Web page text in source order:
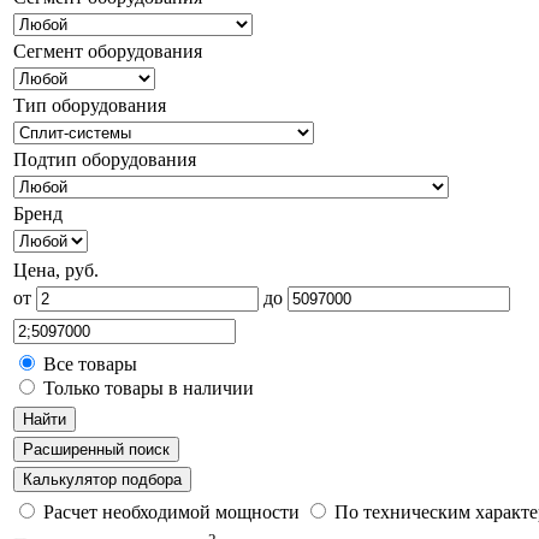
Сегмент оборудования
Тип оборудования
Подтип оборудования
Бренд
Цена, руб.
от
до
Все товары
Только товары в наличии
Найти
Расширенный поиск
Калькулятор подбора
Расчет необходимой мощности
По техническим